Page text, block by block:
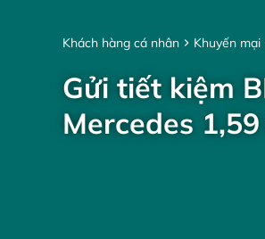
Khách hàng cá nhân Khuyến mại
Gửi tiết kiệm
Mercedes